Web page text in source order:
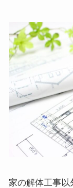
家の解体工事